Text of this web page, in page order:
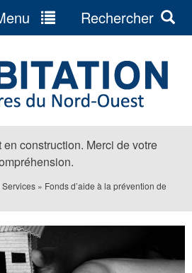
construction. Merci de votre
Rechercher
» Fonds d’aide à la prévention de